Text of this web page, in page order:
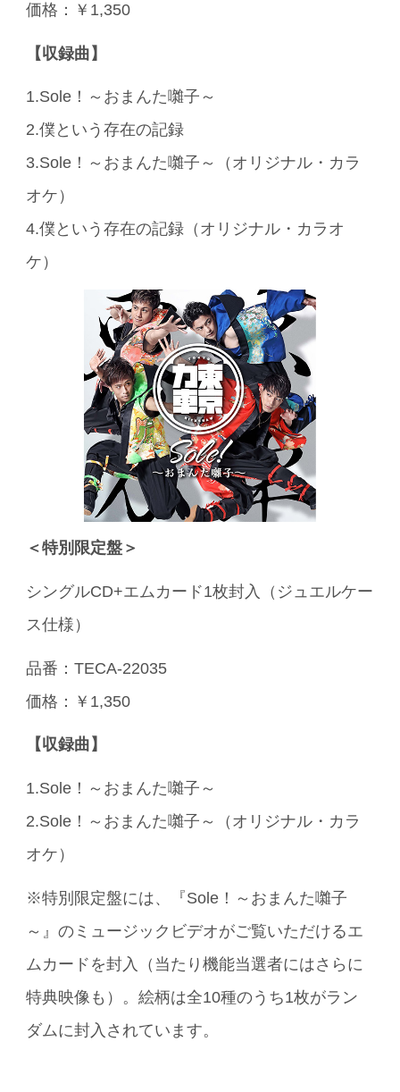
価格：￥1,350
【収録曲】
1.Sole！～おまんた囃子～
2.僕という存在の記録
3.Sole！～おまんた囃子～（オリジナル・カラ
オケ）
4.僕という存在の記録（オリジナル・カラオ
ケ）
＜特別限定盤＞
シングルCD+エムカード1枚封入（ジュエルケー
ス仕様）
品番：TECA-22035
価格：￥1,350
【収録曲】
1.Sole！～おまんた囃子～
2.Sole！～おまんた囃子～（オリジナル・カラ
オケ）
※特別限定盤には、『Sole！～おまんた囃子
～』のミュージックビデオがご覧いただけるエ
ムカードを封入（当たり機能当選者にはさらに
特典映像も）。絵柄は全10種のうち1枚がラン
ダムに封入されています。